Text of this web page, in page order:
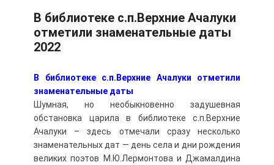
В библиотеке с.п.Верхние Ачалуки
отметили знаменательные даты
2022
В библиотеке с.п.Верхние Ачалуки отметили
знаменательные даты
Шумная, но необыкновенно задушевная
обстановка царила в библиотеке с.п.Верхние
Ачалуки – здесь отмечали сразу несколько
знаменательных дат — день села и дни рождения
великих поэтов М.Ю.Лермонтова и Джамалдина